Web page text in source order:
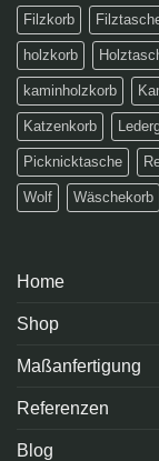
Filzkorb
holzkorb
kaminholzkorb
Katzenkorb
Picknicktasche
Wolf Wäschekorb
Home
Shop
Maßanfertigung
Referenzen
Blog